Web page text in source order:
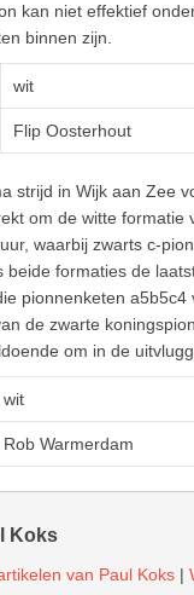
kan niet effektief
binnen zijn.
wit
Flip Oosterhout
strijd in Wijk aan Zee
om de witte formatie
waarbij zwarts c-
beide formaties de
pionnenketen
de zwarte
om in de
wit
Rob Warmerdam
Koks
van Paul Koks |